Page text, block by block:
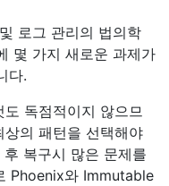
로그 관리의 법의학
몇 가지 새로운 과제가
다.
독점적이지 않으므
상의 패턴을 선택해야
복구시 많은 문제를
Phoenix와 Immutable